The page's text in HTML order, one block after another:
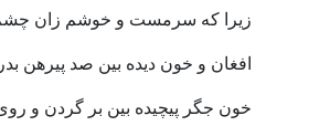
زیرا که سرمست و خوشم زان
افغان و خون دیده بین صد پیرهن
خون جگر پیچیده بین بر گردن و